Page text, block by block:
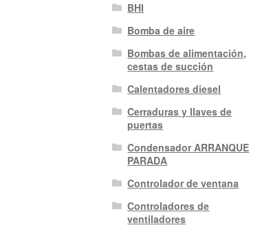
BHI
Bomba de aire
Bombas de alimentación,
cestas de succión
Calentadores diesel
Cerraduras y llaves de
puertas
Condensador ARRANQUE
PARADA
Controlador de ventana
Controladores de
ventiladores